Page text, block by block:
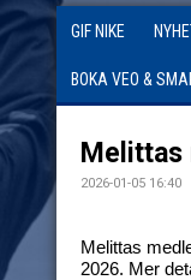
GIF NIKE
BOKA VEO &
2026-01-05 16:40
Melittas
2026. Mer